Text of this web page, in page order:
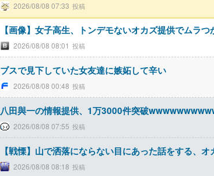
2026/08/08 07:33
【画像】女子高生、トンデモないオカズ提供でムラ
2026/08/08 08:01
ブスで見下していた女友達に嫉妬して辛い
2026/08/08 00:48
八田與一の情報提供、1万3000件突破
2026/08/08 07:55
【戦慄】山で洒落にならない目にあった話をする、オ
2026/08/08 08:18